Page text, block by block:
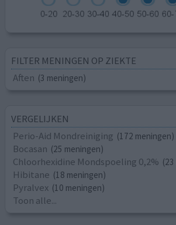
FILTER MENINGEN OP ZIEKTE
Aften (3 meningen)
VERGELIJKEN
Perio-Aid Mondreiniging (172 meningen)
Bocasan (25 meningen)
Chloorhexidine Mondspoeling 0,2%
Hibitane (18 meningen)
Pyralvex (10 meningen)
Toon alle...